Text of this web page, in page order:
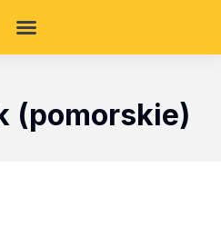
(pomorskie)